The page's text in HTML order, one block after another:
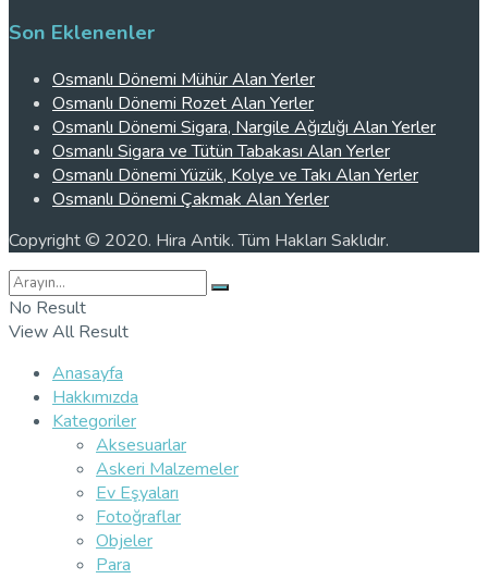
Son Eklenenler
Osmanlı Dönemi Mühür Alan Yerler
Osmanlı Dönemi Rozet Alan Yerler
Osmanlı Dönemi Sigara, Nargile Ağızlığı Alan Yerler
Osmanlı Sigara ve Tütün Tabakası Alan Yerler
Osmanlı Dönemi Yüzük, Kolye ve Takı Alan Yerler
Osmanlı Dönemi Çakmak Alan Yerler
Copyright © 2020. Hira Antik. Tüm Hakları Saklıdır.
No Result
View All Result
Anasayfa
Hakkımızda
Kategoriler
Aksesuarlar
Askeri Malzemeler
Ev Eşyaları
Fotoğraflar
Objeler
Para